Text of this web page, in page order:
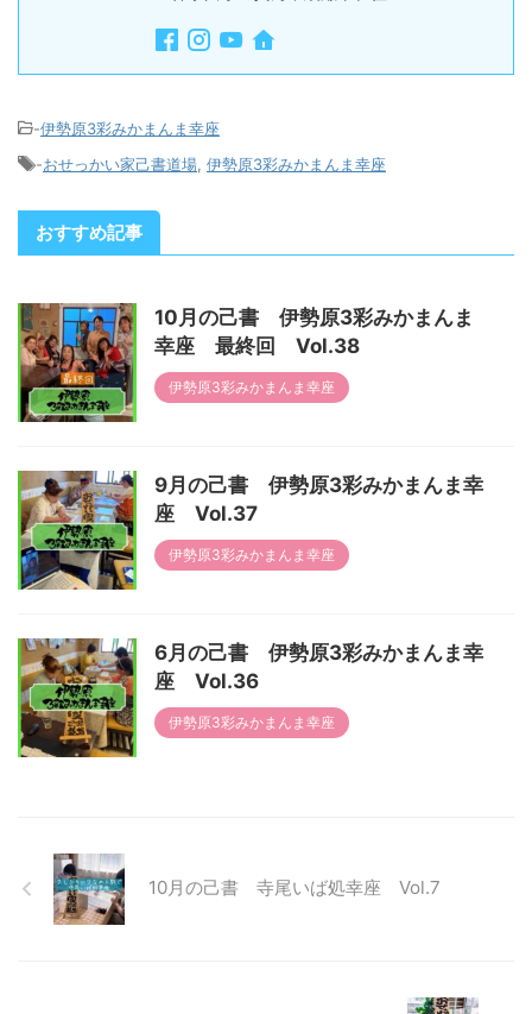
-伊勢原3彩みかまんま幸座
-おせっかい家己書道場 伊勢原3彩みかまんま幸座
おすすめ記事
10月の己書 伊勢原3彩みかまんま
幸座 最終回 Vol.38
伊勢原3彩みかまんま幸座
9月の己書 伊勢原3彩みかまんま幸
座 Vol.37
伊勢原3彩みかまんま幸座
6月の己書 伊勢原3彩みかまんま幸
座 Vol.36
伊勢原3彩みかまんま幸座
10月の己書 寺尾いば処幸座 Vol.7